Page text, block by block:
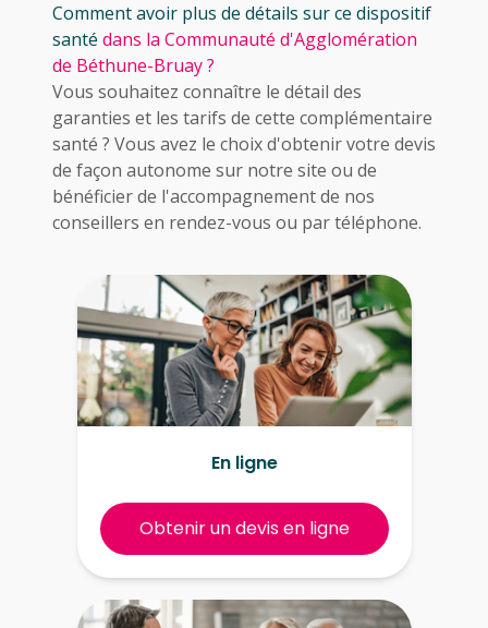
Comment avoir plus de détails sur ce dispositif
santé dans la Communauté d'Agglomération
de Béthune-Bruay ?
Vous souhaitez connaître le détail des
garanties et les tarifs de cette complémentaire
santé ? Vous avez le choix d'obtenir votre devis
de façon autonome sur notre site ou de
bénéficier de l'accompagnement de nos
conseillers en rendez-vous ou par téléphone.
En ligne
Obtenir un devis en ligne